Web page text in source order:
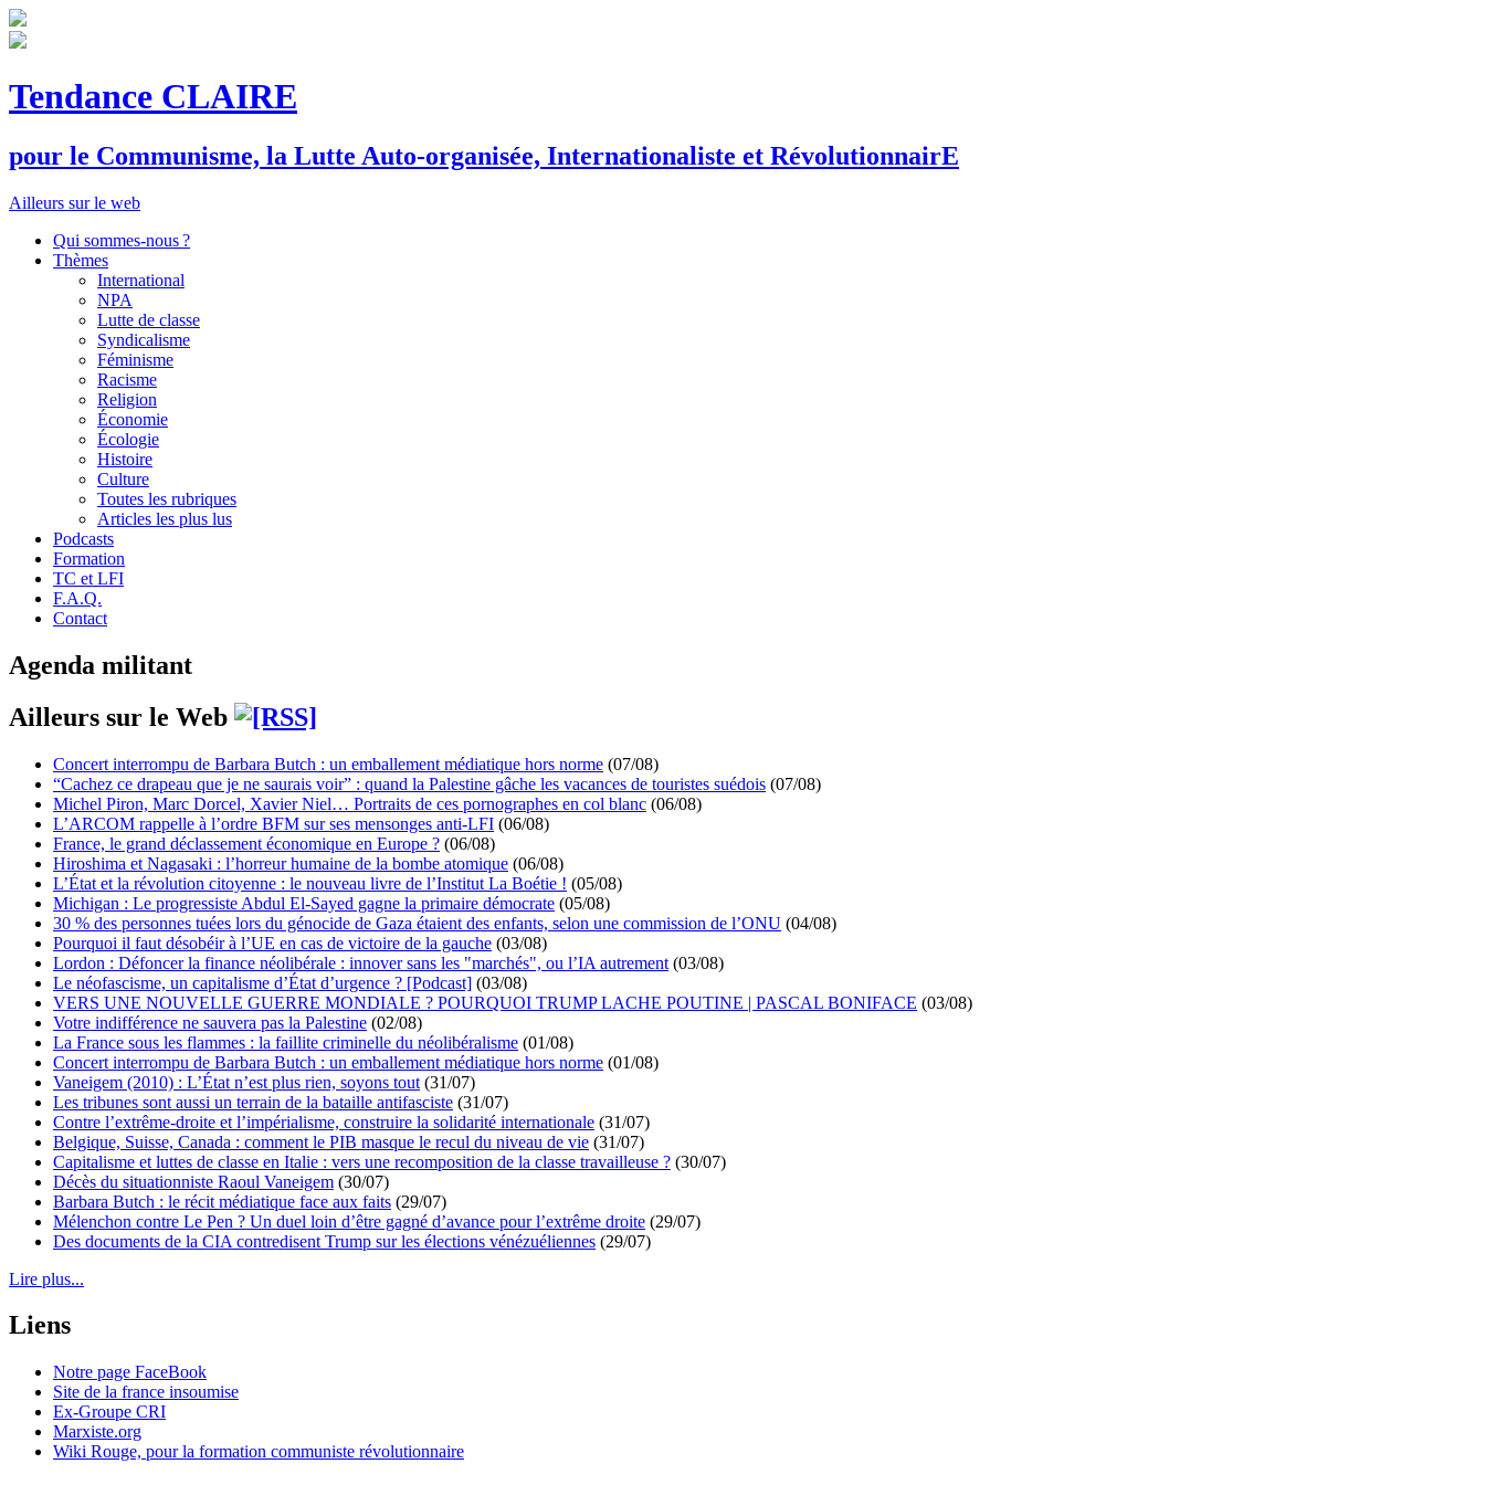
Tendance CLAIRE
pour le Communisme, la Lutte Auto-organisée, Internationaliste et RévolutionnairE
Ailleurs sur le web
Qui sommes-nous ?
Thèmes
International
NPA
Lutte de classe
Syndicalisme
Féminisme
Racisme
Religion
Économie
Écologie
Histoire
Culture
Toutes les rubriques
Articles les plus lus
Podcasts
Formation
TC et LFI
F.A.Q.
Contact
Agenda militant
Ailleurs sur le Web
Concert interrompu de Barbara Butch : un emballement médiatique hors norme (07/08)
“Cachez ce drapeau que je ne saurais voir” : quand la Palestine gâche les vacances de touristes suédois (07/08)
Michel Piron, Marc Dorcel, Xavier Niel… Portraits de ces pornographes en col blanc (06/08)
L’ARCOM rappelle à l’ordre BFM sur ses mensonges anti-LFI (06/08)
France, le grand déclassement économique en Europe ? (06/08)
Hiroshima et Nagasaki : l’horreur humaine de la bombe atomique (06/08)
L’État et la révolution citoyenne : le nouveau livre de l’Institut La Boétie ! (05/08)
Michigan : Le progressiste Abdul El-Sayed gagne la primaire démocrate (05/08)
30 % des personnes tuées lors du génocide de Gaza étaient des enfants, selon une commission de l’ONU (04/08)
Pourquoi il faut désobéir à l’UE en cas de victoire de la gauche (03/08)
Lordon : Défoncer la finance néolibérale : innover sans les "marchés", ou l’IA autrement (03/08)
Le néofascisme, un capitalisme d’État d’urgence ? [Podcast] (03/08)
VERS UNE NOUVELLE GUERRE MONDIALE ? POURQUOI TRUMP LACHE POUTINE | PASCAL BONIFACE (03/08)
Votre indifférence ne sauvera pas la Palestine (02/08)
La France sous les flammes : la faillite criminelle du néolibéralisme (01/08)
Concert interrompu de Barbara Butch : un emballement médiatique hors norme (01/08)
Vaneigem (2010) : L’État n’est plus rien, soyons tout (31/07)
Les tribunes sont aussi un terrain de la bataille antifasciste (31/07)
Contre l’extrême-droite et l’impérialisme, construire la solidarité internationale (31/07)
Belgique, Suisse, Canada : comment le PIB masque le recul du niveau de vie (31/07)
Capitalisme et luttes de classe en Italie : vers une recomposition de la classe travailleuse ? (30/07)
Décès du situationniste Raoul Vaneigem (30/07)
Barbara Butch : le récit médiatique face aux faits (29/07)
Mélenchon contre Le Pen ? Un duel loin d’être gagné d’avance pour l’extrême droite (29/07)
Des documents de la CIA contredisent Trump sur les élections vénézuéliennes (29/07)
Lire plus...
Liens
Notre page FaceBook
Site de la france insoumise
Ex-Groupe CRI
Marxiste.org
Wiki Rouge, pour la formation communiste révolutionnaire